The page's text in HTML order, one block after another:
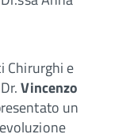
Chirurghi e
Vincenzo
un